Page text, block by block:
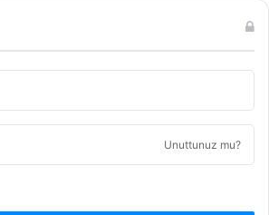
Unuttunuz mu?